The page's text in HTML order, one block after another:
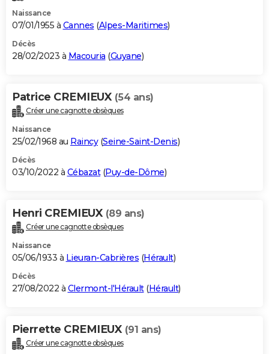
Naissance
07/01/1955 à Cannes (Alpes-Maritimes)
Décès
28/02/2023 à Macouria (Guyane)
Patrice CREMIEUX (54 ans)
Créer une cagnotte obsèques
Naissance
25/02/1968 au Raincy(Seine-Saint-Denis)
Décès
03/10/2022 à Cébazat(Puy-de-Dôme)
Henri CREMIEUX (89 ans)
Créer une cagnotte obsèques
Naissance
05/06/1933 à Lieuran-Cabrières (Hérault)
Décès
27/08/2022 à Clermont-l'Hérault(Hérault)
Pierrette CREMIEUX (91 ans)
Créer une cagnotte obsèques